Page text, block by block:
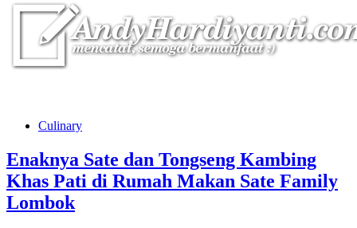
Culinary
Enaknya Sate dan Tongseng Kambing
Khas Pati di Rumah Makan Sate Family
Lombok